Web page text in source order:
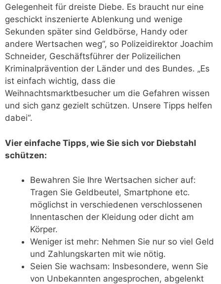
Gelegenheit für dreiste Diebe. Es braucht nur eine
geschickt inszenierte Ablenkung und wenige
Sekunden später sind Geldbörse, Handy oder
andere Wertsachen weg“, so Polizeidirektor Joachim
Schneider, Geschäftsführer der Polizeilichen
Kriminalprävention der Länder und des Bundes. „Es
ist einfach wichtig, dass die
Weihnachtsmarktbesucher um die Gefahren wissen
und sich ganz gezielt schützen. Unsere Tipps helfen
dabei“.
Vier einfache Tipps, wie Sie sich vor Diebstahl
schützen:
Bewahren Sie Ihre Wertsachen sicher auf:
Tragen Sie Geldbeutel, Smartphone etc.
möglichst in verschiedenen verschlossenen
Innentaschen der Kleidung oder dicht am
Körper.
Weniger ist mehr: Nehmen Sie nur so viel Geld
und Zahlungskarten mit wie nötig.
Seien Sie wachsam: Insbesondere, wenn Sie
von Unbekannten angesprochen, abgelenkt